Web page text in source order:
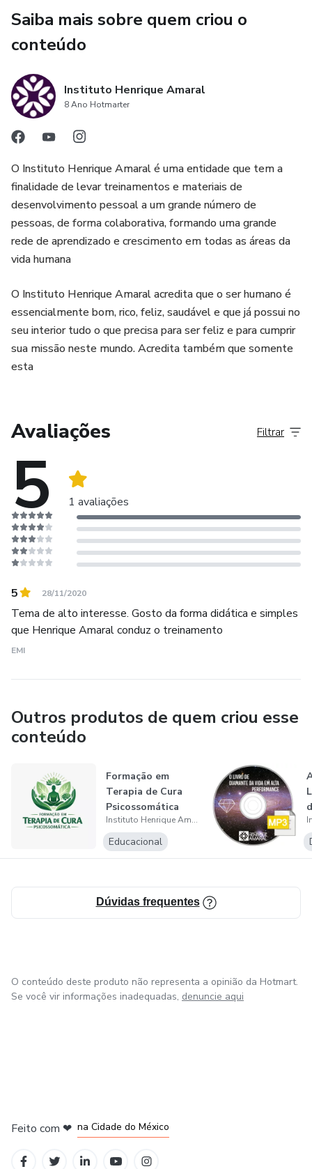
Saiba mais sobre quem criou o
conteúdo
Instituto Henrique Amaral
8 Ano Hotmarter
O Instituto Henrique Amaral é uma entidade que tem a
finalidade de levar treinamentos e materiais de
desenvolvimento pessoal a um grande número de
pessoas, de forma colaborativa, formando uma grande
rede de aprendizado e crescimento em todas as áreas da
vida humana
O Instituto Henrique Amaral acredita que o ser humano é
essencialmente bom, rico, feliz, saudável e que já possui no
seu interior tudo o que precisa para ser feliz e para cumprir
sua missão neste mundo. Acredita também que somente
esta
Avaliações
5 1 avaliações
Filtrar
5 28/11/2020
Tema de alto interesse. Gosto da forma didática e simples
que Henrique Amaral conduz o treinamento
EMI
Outros produtos de quem criou esse
conteúdo
Formação em
Terapia de Cura
Psicossomática
Instituto Henrique Amaral
Educacional
Dúvidas frequentes
O conteúdo deste produto não representa a opinião da Hotmart.
Se você vir informações inadequadas, denuncie aqui
Feito com ❤ na Cidade do México